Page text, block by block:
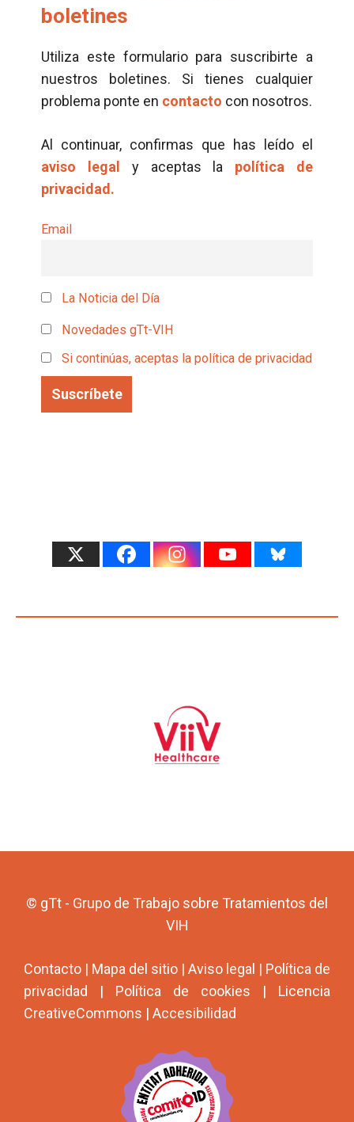
boletines
Utiliza este formulario para suscribirte a
nuestros boletines. Si tienes cualquier
problema ponte en contacto con nosotros.
Al continuar, confirmas que has leído el
aviso legal
y aceptas la política de
privacidad.
Email
La Noticia del Día
Novedades gTt-VIH
Si continúas, aceptas la política de privacidad
© gTt - Grupo de Trabajo sobre Tratamientos del
VIH
Contacto | Mapa del sitio | Aviso legal | Política de
privacidad | Política de cookies | Licencia
CreativeCommons | Accesibilidad